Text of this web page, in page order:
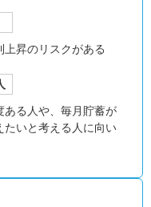
上昇のリスクがある
ある人や、毎月貯蓄が
たいと考える人に向い